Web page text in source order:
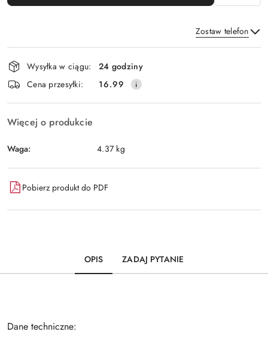
Zostaw telefon
Wyślij
Dostępność
i
dostawa
Wysyłka w ciągu:
24 godziny
Cena przesyłki:
16.99
Więcej o produkcie
Waga: 4.37 kg
Pobierz produkt do PDF
OPIS ZADAJ PYTANIE
Dane techniczne: